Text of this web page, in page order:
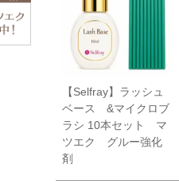
【Selfray】ラッシュ
ベース &マイクロブ
ラシ 10本セット マ
ツエク グルー強化
剤